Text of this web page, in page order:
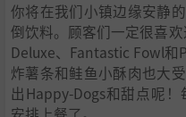
你将在我们小镇边缘安静
倒饮料。顾客们一定很喜
Deluxe、Fantastic Fowl和
炸薯条和鲑鱼小酥肉也大
出Happy-Dogs和甜点呢